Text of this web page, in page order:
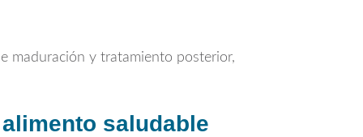
maduración y tratamiento posterior,
saludable